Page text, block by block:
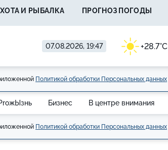
07.08.2026, 19:47 +28.7°C
И РЫБАЛКА ПРОГНОЗ ПОГОДЫ
Политикой обработки Персональных данных
Бизнес В центре внимания
Политикой обработки Персональных данных